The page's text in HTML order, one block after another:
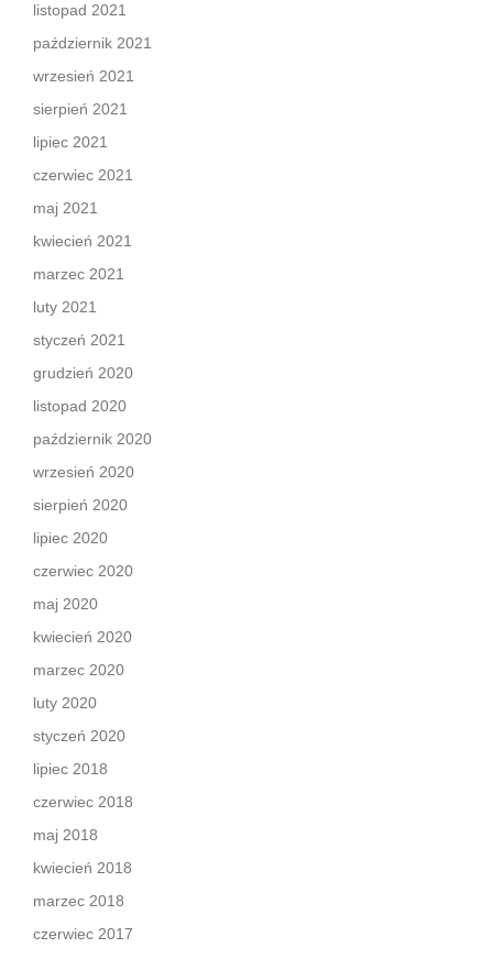
listopad 2021
październik 2021
wrzesień 2021
sierpień 2021
lipiec 2021
czerwiec 2021
maj 2021
kwiecień 2021
marzec 2021
luty 2021
styczeń 2021
grudzień 2020
listopad 2020
październik 2020
wrzesień 2020
sierpień 2020
lipiec 2020
czerwiec 2020
maj 2020
kwiecień 2020
marzec 2020
luty 2020
styczeń 2020
lipiec 2018
czerwiec 2018
maj 2018
kwiecień 2018
marzec 2018
czerwiec 2017